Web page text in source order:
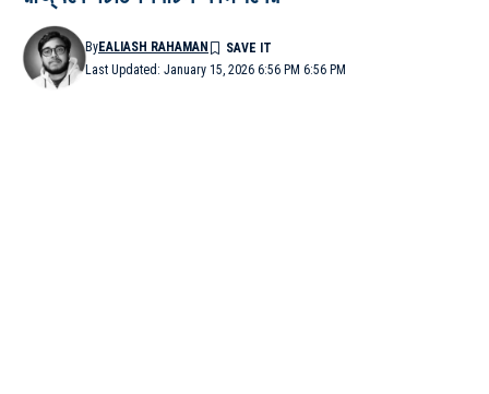
Last Updated: January 15, 2026 6:56 PM 6:56 PM
ByEALIASH RAHAMAN